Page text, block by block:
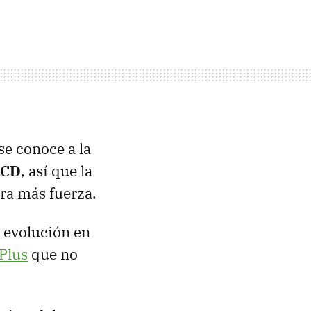
conoce a la
, así que la
más fuerza.
evolución en
que no